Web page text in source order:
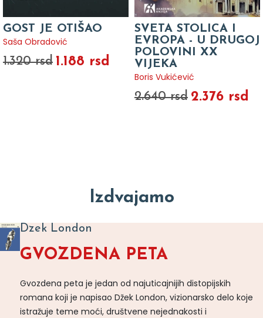
GOST JE OTIŠAO
Saša Obradović
1.320 rsd 1.188 rsd
SVETA STOLICA I
EVROPA - U DRUGOJ
POLOVINI XX
VIJEKA
Boris Vukićević
2.640 rsd 2.376 rsd
Izdvajamo
Dzek London
GVOZDENA PETA
Gvozdena peta je jedan od najuticajnijih distopijskih
romana koji je napisao Džek London, vizionarsko delo koje
istražuje teme moći, društvene nejednakosti i